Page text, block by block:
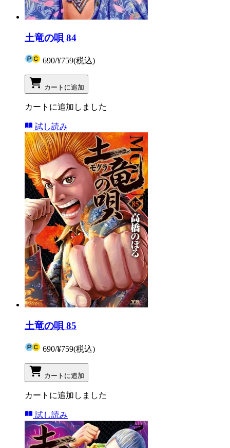
土竜の唄 84
690/¥759(税込)
カートに追加
カートに追加しました
試し読み
土竜の唄 85
690/¥759(税込)
カートに追加
カートに追加しました
試し読み